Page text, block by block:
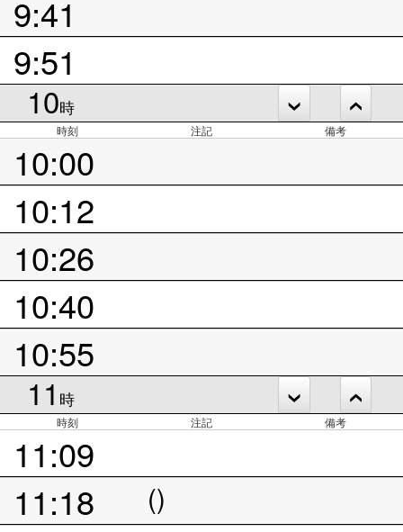
9:41
9:51
10時
時刻 注記 備考
10:00
10:12
10:26
10:40
10:55
11 時
時刻 注記 備考
11:09
11:18
()